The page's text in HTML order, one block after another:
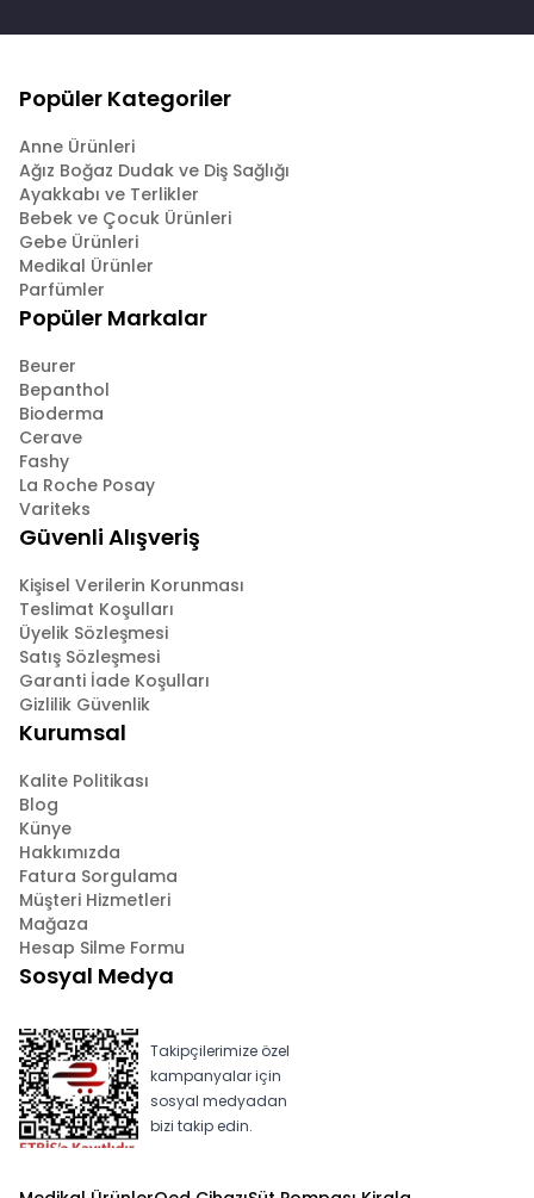
Popüler Kategoriler
Anne Ürünleri
Ağız Boğaz Dudak ve Diş Sağlığı
Ayakkabı ve Terlikler
Bebek ve Çocuk Ürünleri
Gebe Ürünleri
Medikal Ürünler
Parfümler
Popüler Markalar
Beurer
Bepanthol
Bioderma
Cerave
Fashy
La Roche Posay
Variteks
Güvenli Alışveriş
Kişisel Verilerin Korunması
Teslimat Koşulları
Üyelik Sözleşmesi
Satış Sözleşmesi
Garanti İade Koşulları
Gizlilik Güvenlik
Kurumsal
Kalite Politikası
Blog
Künye
Hakkımızda
Fatura Sorgulama
Müşteri Hizmetleri
Mağaza
Hesap Silme Formu
Sosyal Medya
Takipçilerimize özel
kampanyalar için
sosyal medyadan
bizi takip edin.